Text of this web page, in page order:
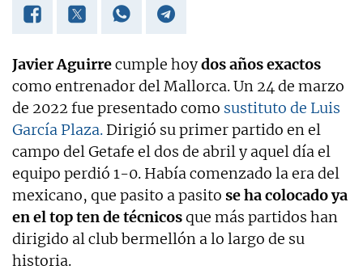
Javier Aguirrecumple hoydos años exactos
como entrenador del Mallorca. Un 24 de marzo
de 2022 fue presentado como sustituto de Luis
García Plaza. Dirigió su primer partido en el
campo del Getafe el dos de abril y aquel día el
equipo perdió 1-0. Había comenzado la era del
mexicano, que pasito a pasito se ha colocado ya
en el top ten de técnicosque más partidos han
dirigido al club bermellón a lo largo de su
historia.